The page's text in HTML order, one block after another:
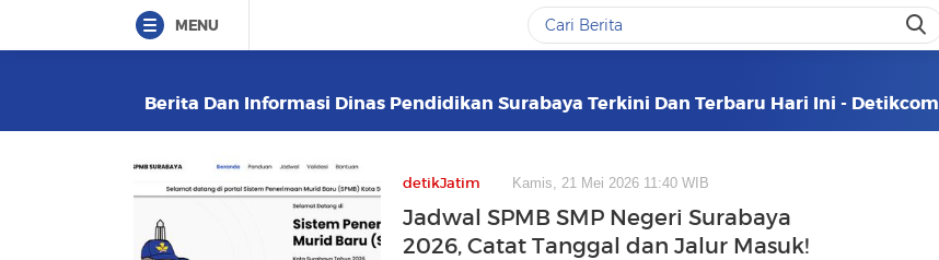
MENU
Berita Dan Informasi Dinas Pendidikan Surabaya Terkini Dan Terbaru Hari Ini - Detikcom
detikJatim Kamis, 21 Mei 2026 11:40 WIB
Jadwal SPMB SMP Negeri Surabaya
2026, Catat Tanggal dan Jalur Masuk!